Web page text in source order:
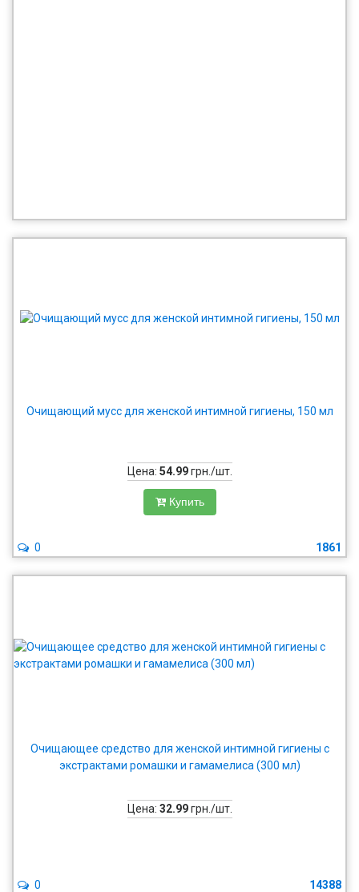
Очищающий мусс для женской интимной гигиены, 150 мл
Цена: 54.99грн./шт.
Купить
1861
0
Очищающее средство для женской интимной гигиены с
экстрактами ромашки и гамамелиса (300 мл)
Цена: 32.99грн./шт.
14388
0